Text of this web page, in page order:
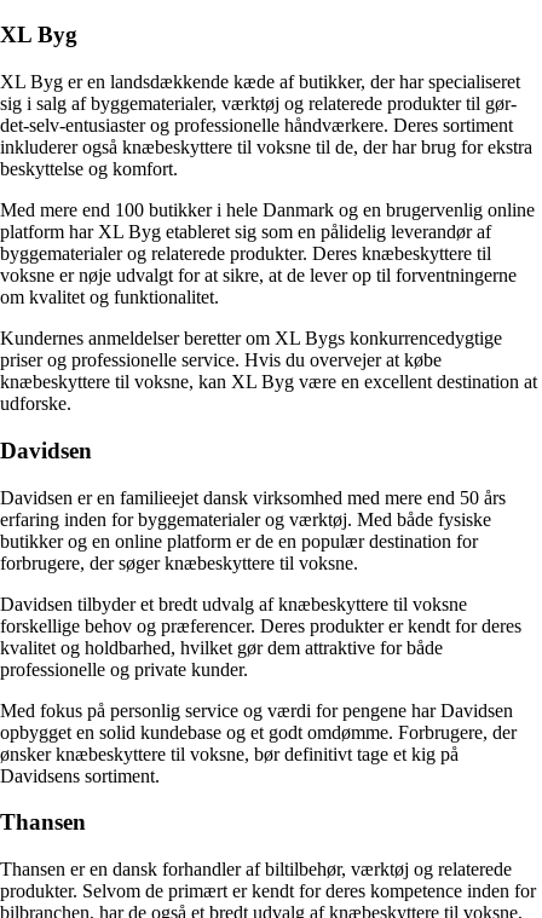
XL Byg
XL Byg er en landsdækkende kæde af butikker, der har specialiseret
sig i salg af byggematerialer, værktøj og relaterede produkter til gør-
det-selv-entusiaster og professionelle håndværkere. Deres sortiment
inkluderer også knæbeskyttere til voksne til de, der har brug for ekstra
beskyttelse og komfort.
Med mere end 100 butikker i hele Danmark og en brugervenlig online
platform har XL Byg etableret sig som en pålidelig leverandør af
byggematerialer og relaterede produkter. Deres knæbeskyttere til
voksne er nøje udvalgt for at sikre, at de lever op til forventningerne
om kvalitet og funktionalitet.
Kundernes anmeldelser beretter om XL Bygs konkurrencedygtige
priser og professionelle service. Hvis du overvejer at købe
knæbeskyttere til voksne, kan XL Byg være en excellent destination at
udforske.
Davidsen
Davidsen er en familieejet dansk virksomhed med mere end 50 års
erfaring inden for byggematerialer og værktøj. Med både fysiske
butikker og en online platform er de en populær destination for
forbrugere, der søger knæbeskyttere til voksne.
Davidsen tilbyder et bredt udvalg af knæbeskyttere til voksne
forskellige behov og præferencer. Deres produkter er kendt for deres
kvalitet og holdbarhed, hvilket gør dem attraktive for både
professionelle og private kunder.
Med fokus på personlig service og værdi for pengene har Davidsen
opbygget en solid kundebase og et godt omdømme. Forbrugere, der
ønsker knæbeskyttere til voksne, bør definitivt tage et kig på
Davidsens sortiment.
Thansen
Thansen er en dansk forhandler af biltilbehør, værktøj og relaterede
produkter. Selvom de primært er kendt for deres kompetence inden for
bilbranchen, har de også et bredt udvalg af knæbeskyttere til voksne,